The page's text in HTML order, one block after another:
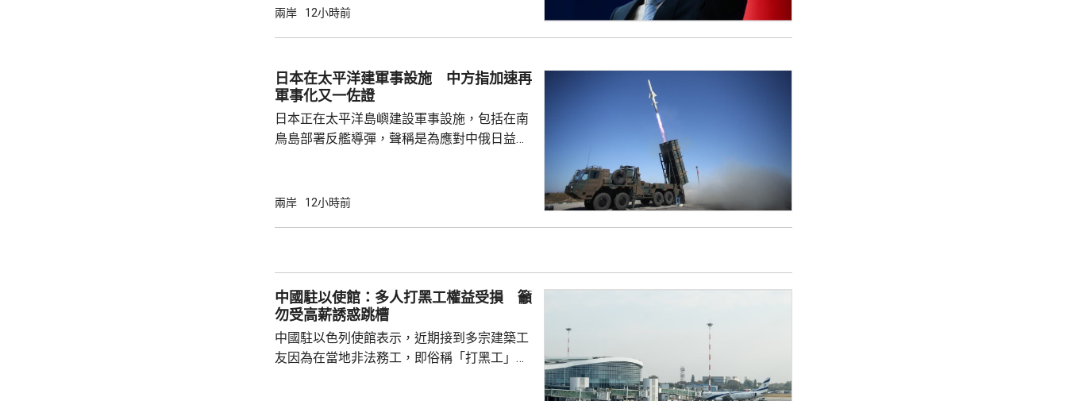
右翼勢力長期篡改歷史事實，政治利用「核爆
脫侵略罪責，執政當局近來更企圖整軍擴武，
尋求美國強化對日本的核保護、圖謀突破「無
兩岸 12小時前
日本在太平洋建軍事設施 中方指加速再
軍事化又一佐證
日本正在太平洋島嶼建設軍事設施，包括在南
鳥島部署反艦導彈，聲稱是為應對中俄日益頻
日方停止造謠抹黑，切實反躬自省，認真汲取
日不僅拒絕反省歷史，還故技重施，不斷炮製
周邊國家威脅等虛假敘事，掩蓋持續強軍擴...
兩岸 12小時前
中國駐以使館：多人打黑工權益受損 籲
勿受高薪誘惑跳槽
中國駐以色列使館表示，近期接到多宗建築工
友因為在當地非法務工，即俗稱「打黑工」，